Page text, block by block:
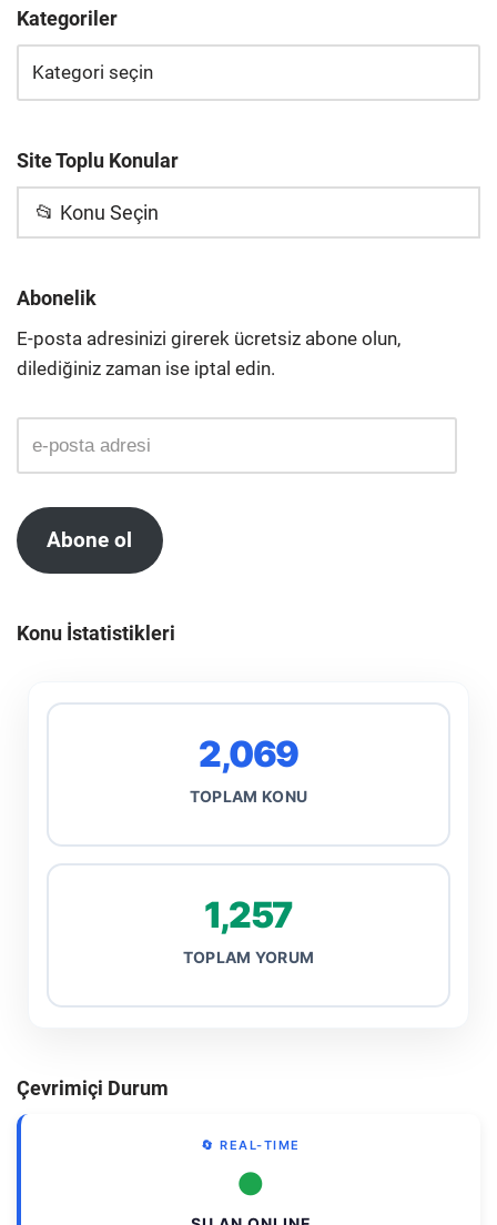
Kategoriler
Site Toplu Konular
📂 Konu Seçin
Abonelik
E-posta adresinizi girerek ücretsiz abone olun,
dilediğiniz zaman ise iptal edin.
Abone ol
Konu İstatistikleri
2,069
TOPLAM KONU
1,257
TOPLAM YORUM
Çevrimiçi Durum
🔄 REAL-TIME
●